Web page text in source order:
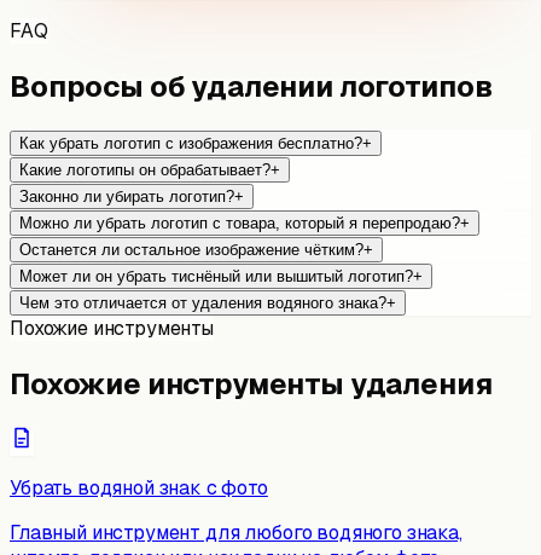
FAQ
Вопросы об удалении логотипов
Как убрать логотип с изображения бесплатно?+
Какие логотипы он обрабатывает?+
Законно ли убирать логотип?+
Можно ли убрать логотип с товара, который я перепродаю?+
Останется ли остальное изображение чётким?+
Может ли он убрать тиснёный или вышитый логотип?+
Чем это отличается от удаления водяного знака?+
Похожие инструменты
Похожие инструменты удаления
Убрать водяной знак с фото
Главный инструмент для любого водяного знака,